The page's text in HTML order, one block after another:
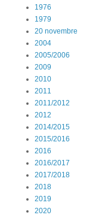
1976
1979
20 novembre
2004
2005/2006
2009
2010
2011
2011/2012
2012
2014/2015
2015/2016
2016
2016/2017
2017/2018
2018
2019
2020